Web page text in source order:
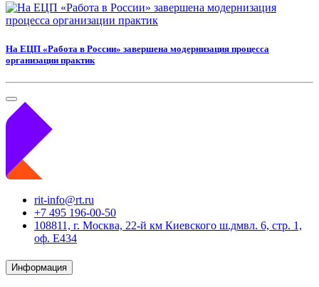
На ЕЦП «Работа в России» завершена модернизация процесса
организации практик
rit-info@rt.ru
+7 495 196-00-50
108811, г. Москва, 22-й км Киевского ш.дмвл. 6, стр. 1,
оф. Е434
Информация